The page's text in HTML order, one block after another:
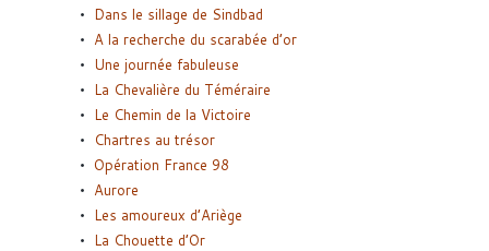
Dans le sillage de Sindbad
A la recherche du scarabée d’or
Une journée fabuleuse
La Chevalière du Téméraire
Le Chemin de la Victoire
Chartres au trésor
Opération France 98
Aurore
Les amoureux d’Ariège
La Chouette d’Or